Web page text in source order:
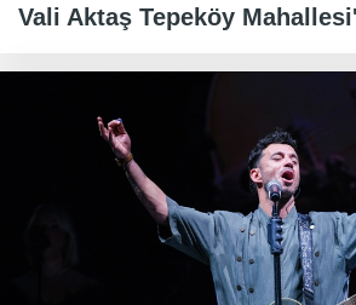
Vali Aktaş Tepeköy